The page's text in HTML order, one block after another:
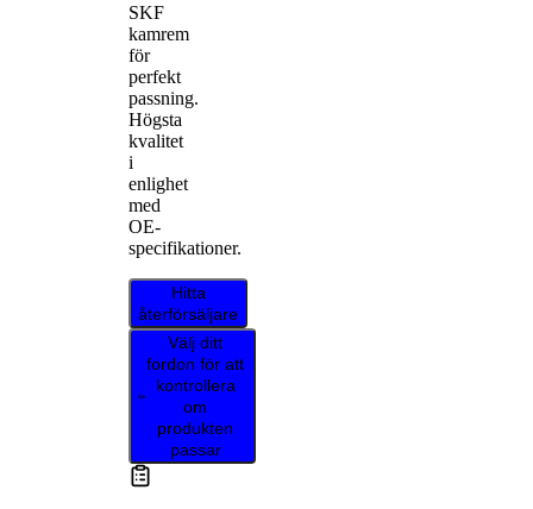
SKF
kamrem
för
perfekt
passning.
Högsta
kvalitet
i
enlighet
med
OE-
specifikationer.
Hitta
återförsäljare
Välj ditt
fordon för att
kontrollera
om
produkten
passar